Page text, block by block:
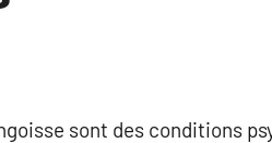
sont des conditions